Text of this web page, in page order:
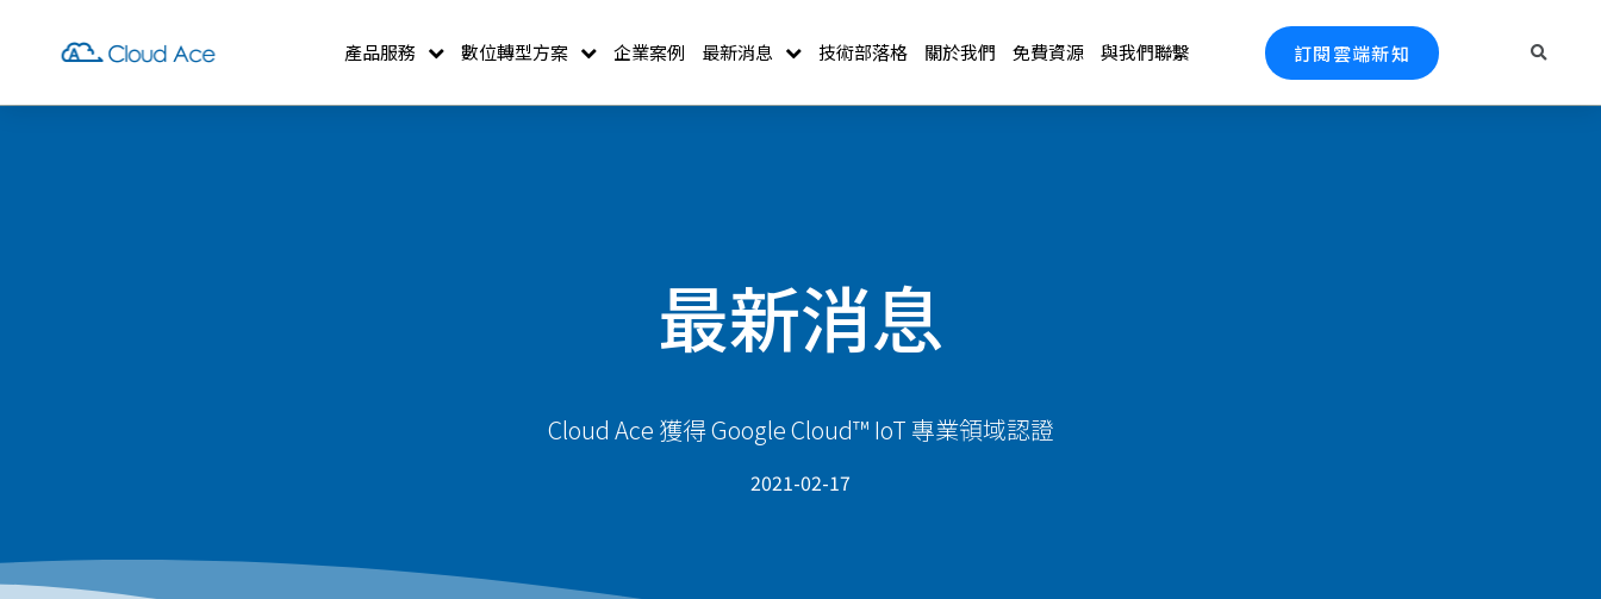
產品服務 數位轉型方案 企業案例 最新消息 技術部落格 關於我們 免費資源 與我們聯繫 訂閱雲端新知
最新消息
Cloud Ace 獲得 Google Cloud™ IoT 專業領域認證
2021-02-17